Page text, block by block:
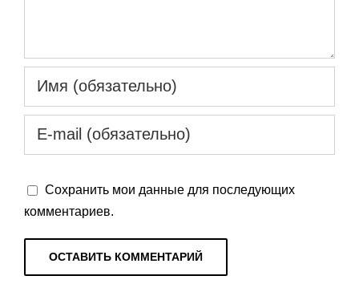
Сохранить мои данные для последующих
комментариев.